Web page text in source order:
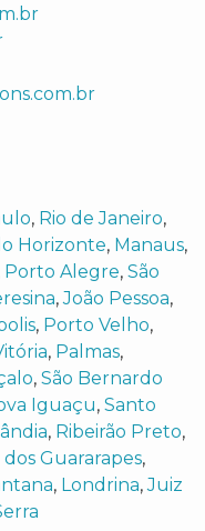
, Rio de Janeiro,
Horizonte, Manaus,
Porto Alegre, São
,João Pessoa,
, Porto Velho,
, Palmas,
, São Bernardo
Iguaçu, Santo
, Ribeirão Preto,
Guararapes,
, Londrina,Juiz